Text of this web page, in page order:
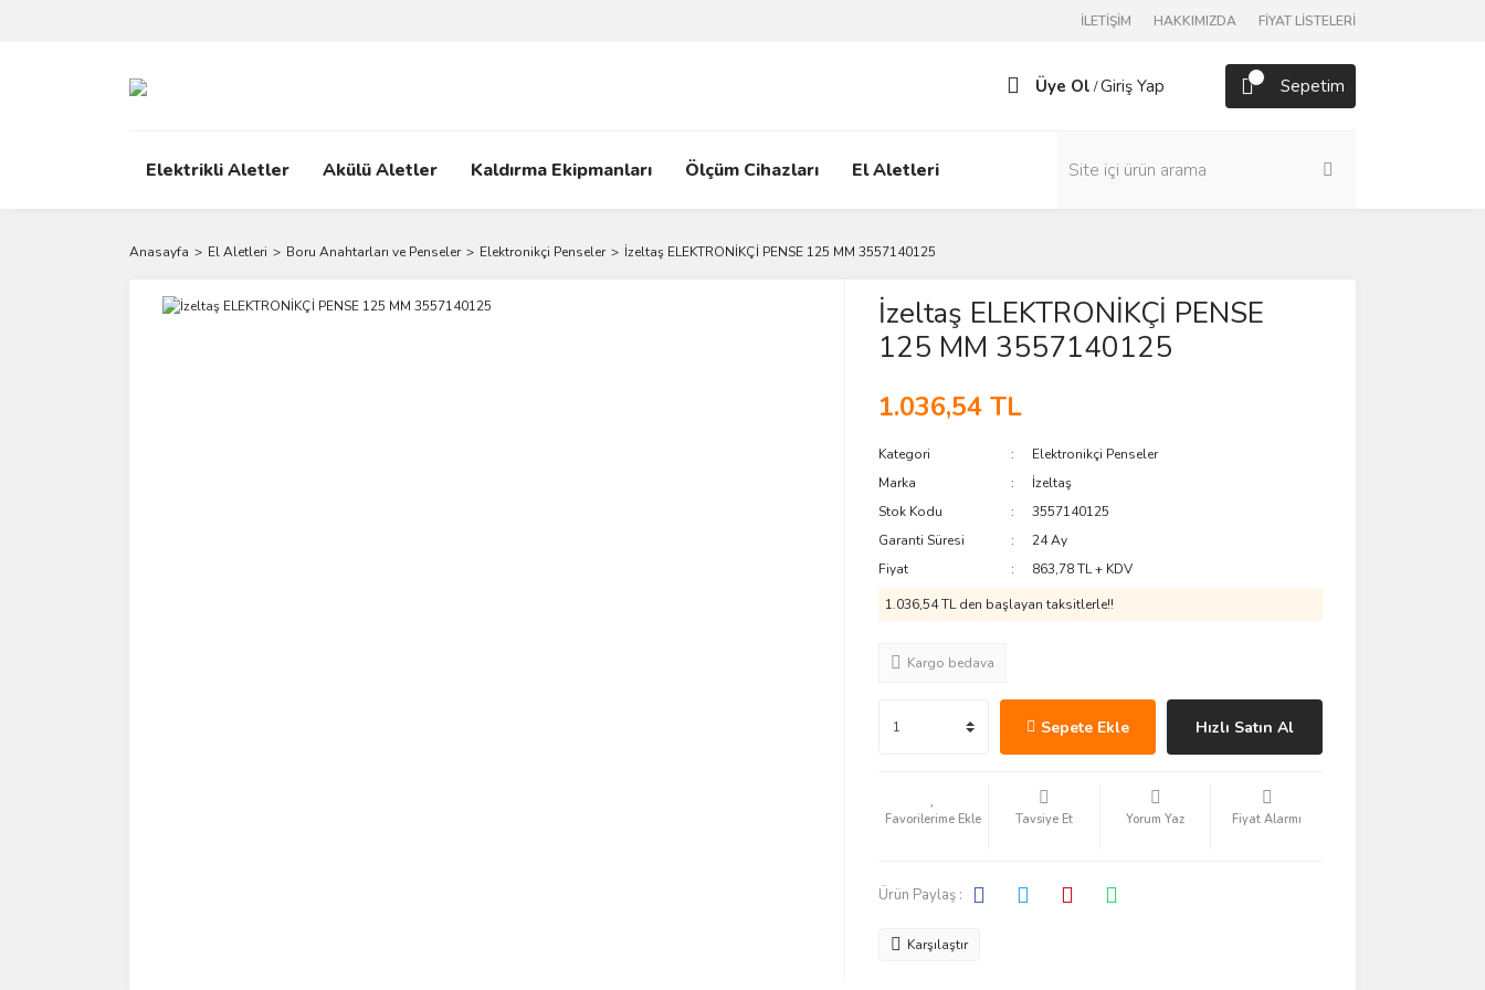
İLETİŞİM HAKKIMIZDA FİYAT LİSTELERİ
Üye Ol /Giriş Yap Sepetim
Elektrikli Aletler Akülü Aletler Kaldırma Ekipmanları Ölçüm Cihazları El Aletleri
Anasayfa El Aletleri Boru Anahtarları ve Penseler Elektronikçi Penseler İzeltaş ELEKTRONİKÇİ PENSE 125 MM 3557140125
İzeltaş ELEKTRONİKÇİ PENSE
125 MM 3557140125
1.036,54 TL
Kategori
Elektronikçi Penseler
Marka
İzeltaş
Stok Kodu
3557140125
Garanti Süresi
24 Ay
Fiyat
863,78 TL + KDV
1.036,54 TL den başlayan taksitlerle!!
Kargo bedava
Sepete Ekle Hızlı Satın Al
Tavsiye Et Yorum Yaz Fiyat Alarmı
Ürün Paylaş :
Karşılaştır